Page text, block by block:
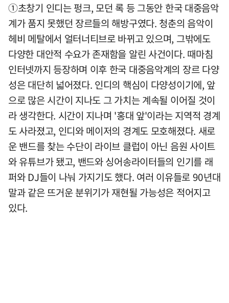
①초창기 인디는 펑크, 모던 록 등 그동안 한국 대중음악
계가 품지 못했던 장르들의 해방구였다. 청춘의 음악이
헤비 메탈에서 얼터너티브로 바뀌고 있으며, 그밖에도
다양한 대안적 수요가 존재함을 알린 사건이다. 때마침
인터넷까지 등장하며 이후 한국 대중음악계의 장르 다양
성은 대단히 넓어졌다. 인디의 핵심이 다양성이기에, 앞
으로 많은 시간이 지나도 그 가치는 계속될 이어질 것이
라 생각한다. 시간이 지나며 '홍대 앞'이라는 지역적 경계
도 사라졌고, 인디와 메이저의 경계도 모호해졌다. 새로
운 밴드를 찾는 수단이 라이브 클럽이 아닌 음원 사이트
와 유튜브가 됐고, 밴드와 싱어송라이터들의 인기를 래
퍼와 DJ들이 나눠 가지기도 했다. 여러 이유들로 90년대
말과 같은 뜨거운 분위기가 재현될 가능성은 적어지고
있다.